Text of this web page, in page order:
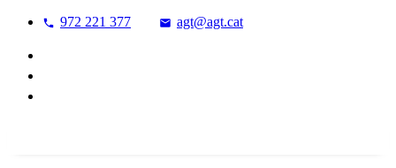
972 221 377 agt@agt.cat